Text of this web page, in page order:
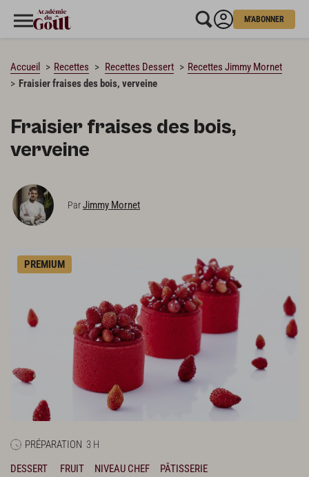
M'ABONNER
Accueil Recettes Recettes Dessert
Recettes Jimmy Mornet
Fraisier fraises des bois, verveine
Fraisier fraises des bois,
verveine
ParJimmy Mornet
PREMIUM
PRÉPARATION 3 H
DESSERT
FRUIT NIVEAU CHEF PÂTISSERIE
CHARGEMENT…